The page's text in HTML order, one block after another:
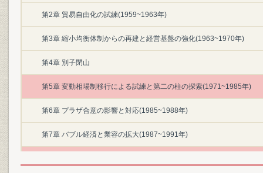
第2章 貿易自由化の試練(1959~1963年)
第3章 縮小均衡体制からの再建と経営基盤の強化(1963~1970年)
第4章 別子閉山
第5章 変動相場制移行による試練と第二の柱の探索(1971~1985年)
第6章 プラザ合意の影響と対応(1985~1988年)
第7章 バブル経済と業容の拡大(1987~1991年)